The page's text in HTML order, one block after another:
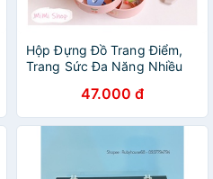
Hộp Đựng Đồ Trang Điểm,
Trang Sức Đa Năng Nhiều
47.000 đ